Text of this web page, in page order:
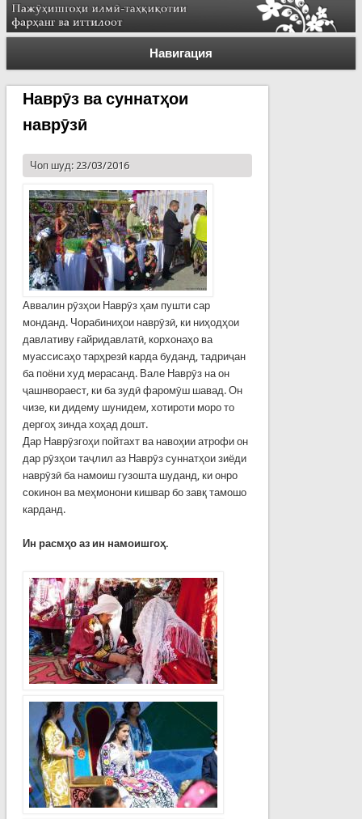
Навигация
Наврӯз ва суннатҳои
наврӯзӣ
Чоп шуд: 23/03/2016
Аввалин рӯзҳои Наврӯз ҳам пушти сар
монданд. Чорабиниҳои наврӯзӣ, ки ниҳодҳои
давлативу ғайридавлатӣ, корхонаҳо ва
муассисаҳо тарҳрезӣ карда буданд, тадриҷан
ба поёни худ мерасанд. Вале Наврӯз на он
ҷашнвораест, ки ба зудӣ фаромӯш шавад. Он
чизе, ки дидему шунидем, хотироти моро то
дергоҳ зинда хоҳад дошт.
Дар Наврӯзгоҳи пойтахт ва навоҳии атрофи он
дар рӯзҳои таҷлил аз Наврӯз суннатҳои зиёди
наврӯзӣ ба намоиш гузошта шуданд, ки онро
сокинон ва меҳмонони кишвар бо завқ тамошо
карданд.
Ин расмҳо аз ин намоишгоҳ.